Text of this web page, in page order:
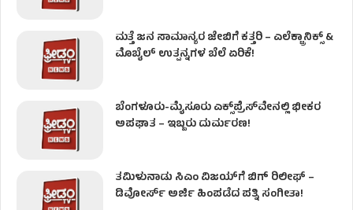
ಮತ್ತೆ ಜನ ಸಾಮಾನ್ಯರ ಜೇಬಿಗೆ ಕತ್ತರಿ – ಎಲೆಕ್ಟ್ರಾನಿಕ್ಸ್ &
ಮೊಬೈಲ್ ಉತ್ಪನ್ನಗಳ ಬೆಲೆ ಏರಿಕೆ!
ಬೆಂಗಳೂರು-ಮೈಸೂರು ಎಕ್ಸ್‌ಪ್ರೆಸ್‌ವೇನಲ್ಲಿ ಭೀಕರ
ಅಪಘಾತ – ಇಬ್ಬರು ದುರ್ಮರಣ!
ತಮಿಳುನಾಡು ಸಿಎಂ ವಿಜಯ್‌ಗೆ ಬಿಗ್ ರಿಲೀಫ್ –
ಡಿವೋರ್ಸ್ ಅರ್ಜಿ ಹಿಂಪಡೆದ ಪತ್ನಿ ಸಂಗೀತಾ!